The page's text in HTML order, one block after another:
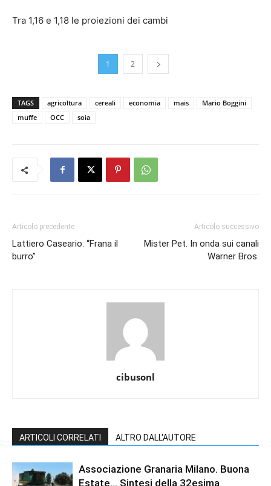
Tra 1,16 e 1,18 le proiezioni dei cambi
1 2
TAGS agricoltura cereali economia mais
Mario Boggini
muffe
OCC soia
Articolo precedente
Lattiero Caseario: “Frana il
burro”
Articolo successivo
Mister Pet. In onda sui canali
Warner Bros.
cibusonl
ARTICOLI CORRELATI ALTRO DALL'AUTORE
Associazione Granaria Milano. Buona
Estate… Sintesi della 32esima